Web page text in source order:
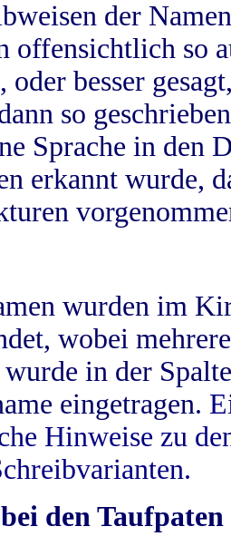
der
offensichtlich so
oder besser
so
Sprache in
erkannt wurde,
wurden im
wobei
in der
eingetragen.
Hinweise zu
den Taufpaten